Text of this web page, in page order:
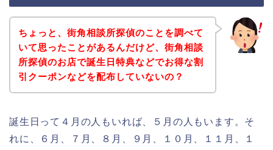
ちょっと、街角相談所探偵のことを調べて
いて思ったことがあるんだけど、街角相談
所探偵のお店で誕生日特典などでお得な割
引クーポンなどを配布していないの？
誕生日って４月の人もいれば、５月の人もいます。そ
れに、６月、７月、８月、９月、１０月、１１月、１